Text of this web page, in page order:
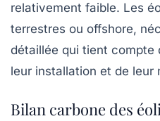
relativement faible. Les
terrestres ou offshore,
détaillée qui tient compte
leur installation et de leur
Bilan carbone des